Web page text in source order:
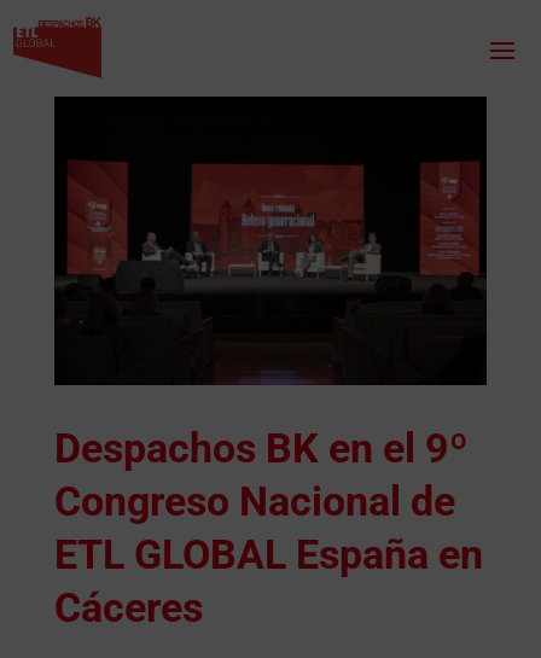
Despachos BK en el 9º
Congreso Nacional de
ETL GLOBAL España en
Cáceres